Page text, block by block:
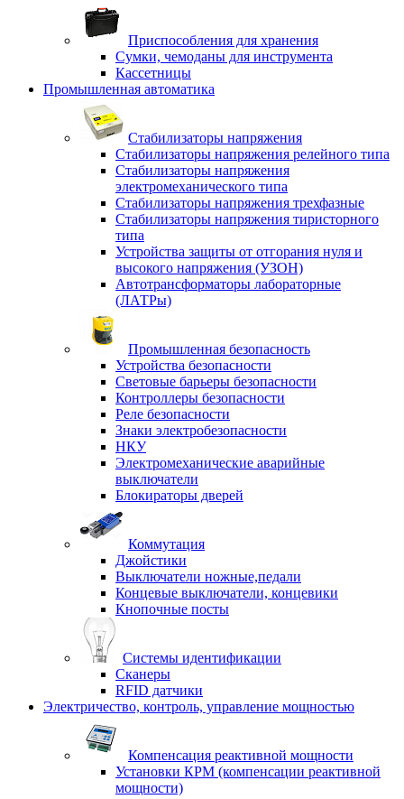
Приспособления для хранения
Сумки, чемоданы для инструмента
Кассетницы
Промышленная автоматика
Стабилизаторы напряжения
Стабилизаторы напряжения релейного типа
Стабилизаторы напряжения
электромеханического типа
Стабилизаторы напряжения трехфазные
Стабилизаторы напряжения тиристорного
типа
Устройства защиты от отгорания нуля и
высокого напряжения (УЗОН)
Автотрансформаторы лабораторные
(ЛАТРы)
Промышленная безопасность
Устройства безопасности
Световые барьеры безопасности
Контроллеры безопасности
Реле безопасности
Знаки электробезопасности
НКУ
Электромеханические аварийные
выключатели
Блокираторы дверей
Коммутация
Джойстики
Выключатели ножные,педали
Концевые выключатели, концевики
Кнопочные посты
Системы идентификации
Сканеры
RFID датчики
Электричество, контроль, управление мощностью
Компенсация реактивной мощности
Установки КРМ (компенсации реактивной
мощности)